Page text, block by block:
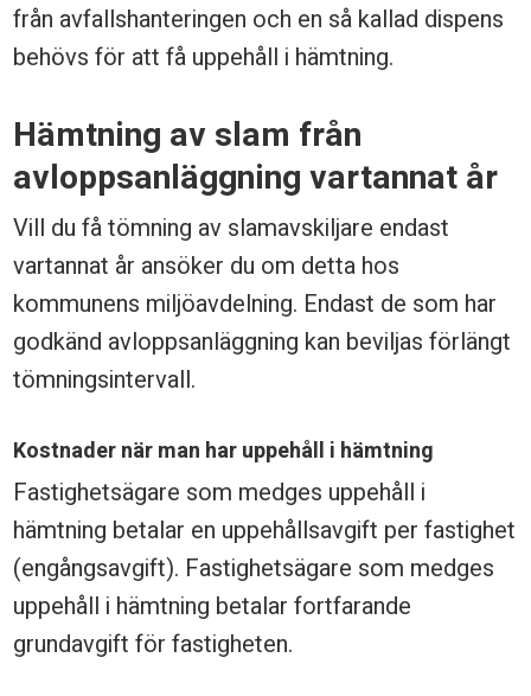
från avfallshanteringen och en så kallad dispens
behövs för att få uppehåll i hämtning.
Hämtning av slam från
avloppsanläggning vartannat år
Vill du få tömning av slamavskiljare endast
vartannat år ansöker du om detta hos
kommunens miljöavdelning. Endast de som har
godkänd avloppsanläggning kan beviljas förlängt
tömningsintervall.
Kostnader när man har uppehåll i hämtning
Fastighetsägare som medges uppehåll i
hämtning betalar en uppehållsavgift per fastighet
(engångsavgift). Fastighetsägare som medges
uppehåll i hämtning betalar fortfarande
grundavgift för fastigheten.